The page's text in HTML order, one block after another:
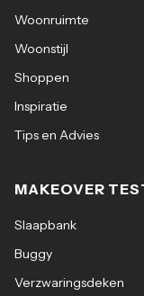
Woonruimte
Woonstijl
Shoppen
Inspiratie
Tips en Advies
MAKEOVER
Slaapbank
Buggy
Verzwaringsdeken